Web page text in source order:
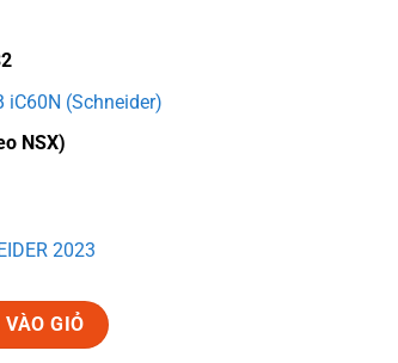
iC60N (Schneider)
NSX)
2023
GIỎ